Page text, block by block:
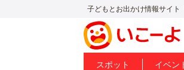
子どもとお出かけ情報サイト
スポット イベン